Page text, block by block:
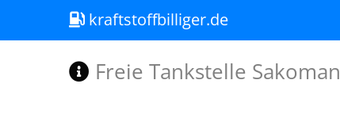
kraftstoffbilliger.de
Freie Tankstelle Sakoman